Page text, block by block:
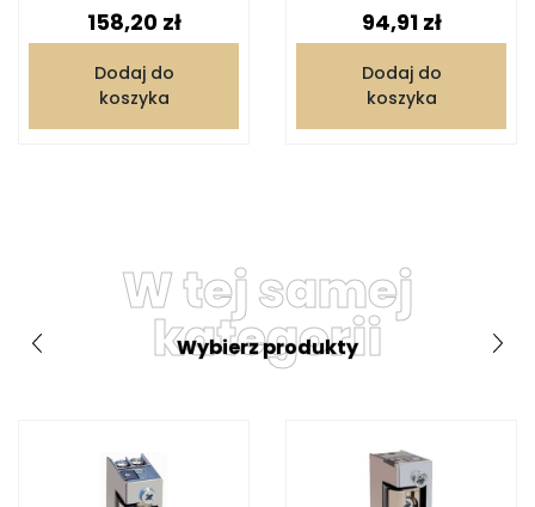
Cena
158,20 zł
Dodaj do
koszyka
Cena
94,91 zł
Dodaj do
koszyka
W tej samej
kategorii
Wybierz produkty